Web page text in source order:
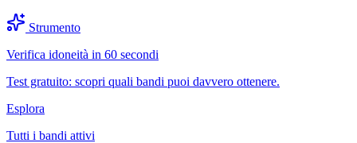
Strumento
Verifica idoneità in 60 secondi
Test gratuito: scopri quali bandi puoi davvero ottenere.
Esplora
Tutti i bandi attivi